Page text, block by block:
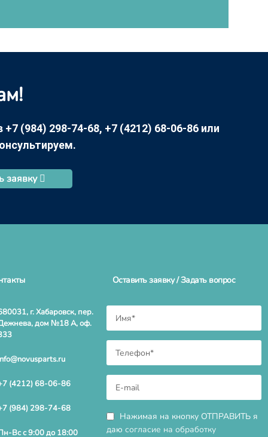
(984) 298-74-68, +7 (4212) 68-06-86 или
заявку
г. Хабаровск, пер.
дом №18 А, оф.
(4212) 68-06-86
(984) 298-74-68
Вс с 9:00 до 18:00
Оставить заявку / Задать вопрос
Нажимая на кнопку ОТПРАВИТЬ я
даю согласие на обработку